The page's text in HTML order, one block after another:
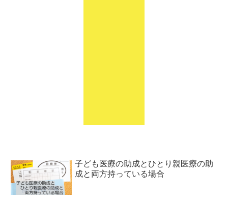
子ども医療の助成とひとり親医療の助
成と両方持っている場合